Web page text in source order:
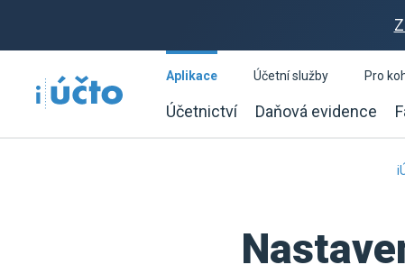
Aplikace
Účetnictví Daňová evidence
Účetní služby
Pro